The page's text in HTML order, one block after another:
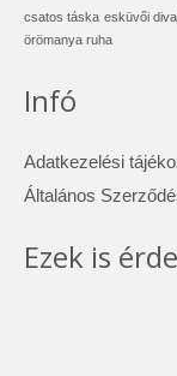
csatos táska esküvői
örömanya ruha
Infó
Adatkezelési
Általános
Ezek is